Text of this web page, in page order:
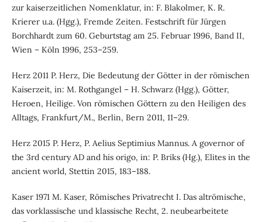
zur kaiserzeitlichen Nomenklatur, in: F. Blakolmer, K. R.
Krierer u.a. (Hgg.), Fremde Zeiten. Festschrift für Jürgen
Borchhardt zum 60. Geburtstag am 25. Februar 1996, Band II,
Wien – Köln 1996, 253–259.
Herz 2011 P. Herz, Die Bedeutung der Götter in der römischen
Kaiserzeit, in: M. Rothgangel – H. Schwarz (Hgg.), Götter,
Heroen, Heilige. Von römischen Göttern zu den Heiligen des
Alltags, Frankfurt/M., Berlin, Bern 2011, 11–29.
Herz 2015 P. Herz, P. Aelius Septimius Mannus. A governor of
the 3rd century AD and his origo, in: P. Briks (Hg.), Elites in the
ancient world, Stettin 2015, 183–188.
Kaser 1971 M. Kaser, Römisches Privatrecht I. Das altrömische,
das vorklassische und klassische Recht, 2. neubearbeitete